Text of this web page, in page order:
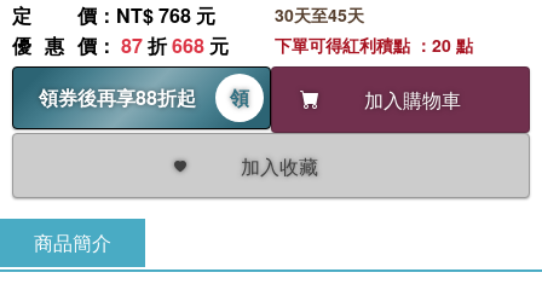
定價 ：NT$ 768 元
優惠價 ： 87折668 元
領券後再享88折起
領 加入購物車
加入收藏
30天至45天
下單可得紅利積點 ：20 點
商品簡介